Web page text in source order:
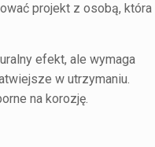
projekt z osobą, która
efekt, ale wymaga
w utrzymaniu.
na korozję.